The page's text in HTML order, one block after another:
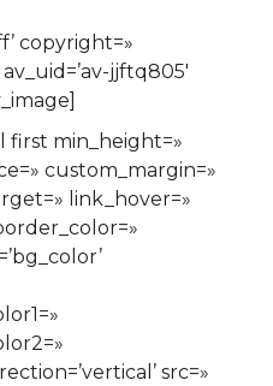
copyright=»
jjftq805′
first min_height=»
custom_margin=»
link_hover=»
src=»